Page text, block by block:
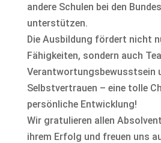
andere Schulen bei den
unterstützen.
Die Ausbildung fördert nicht
Fähigkeiten, sondern auch
Verantwortungsbewusstsein
Selbstvertrauen – eine tolle
persönliche Entwicklung!
Wir gratulieren allen
ihrem Erfolg und freuen uns